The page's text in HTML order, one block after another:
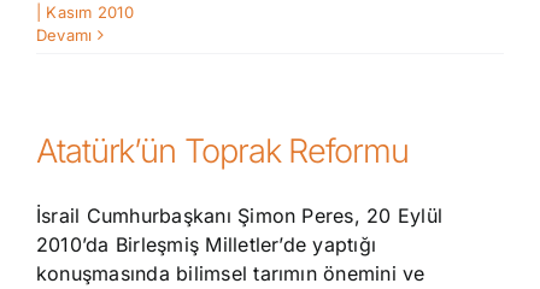
| Kasım 2010
Devamı
Atatürk’ün Toprak Reformu
İsrail Cumhurbaşkanı Şimon Peres, 20 Eylül
2010’da Birleşmiş Milletler’de yaptığı
konuşmasında bilimsel tarımın önemini ve